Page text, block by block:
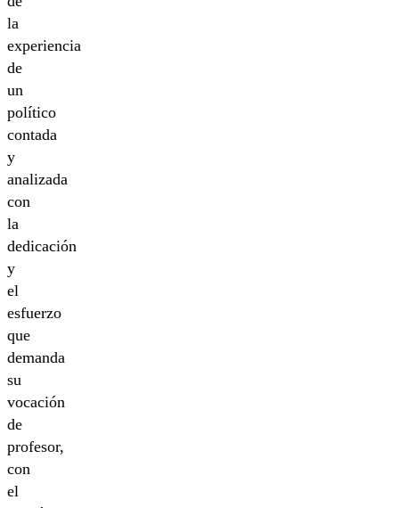
la
experiencia
de
un
político
contada
y
analizada
con
la
dedicación
y
el
esfuerzo
que
demanda
su
vocación
de
profesor,
con
el